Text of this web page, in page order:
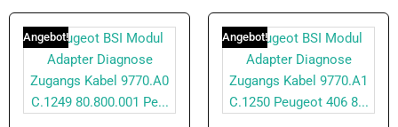
Angebot! Angebot!